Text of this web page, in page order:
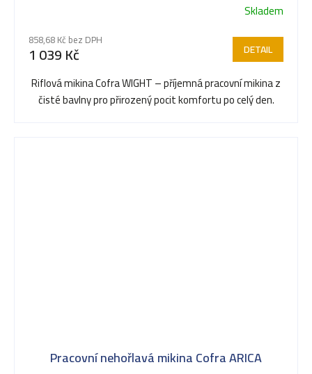
Skladem
858,68 Kč bez DPH
1 039 Kč DETAIL
Riflová mikina Cofra WIGHT – příjemná pracovní mikina z
čisté bavlny pro přirozený pocit komfortu po celý den.
Pracovní nehořlavá mikina Cofra ARICA